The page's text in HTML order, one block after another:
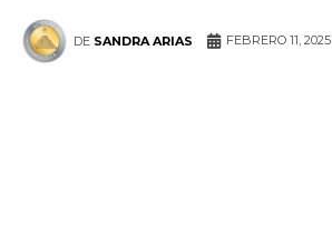
DE SANDRA ARIAS FEBRERO 11, 2025